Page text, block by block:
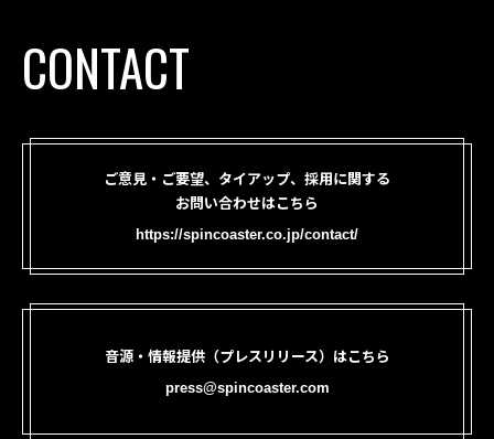
CONTACT
ご意見・ご要望、タイアップ、採用に関する
お問い合わせはこちら
https://spincoaster.co.jp/contact/
音源・情報提供（プレスリリース）はこちら
press@spincoaster.com